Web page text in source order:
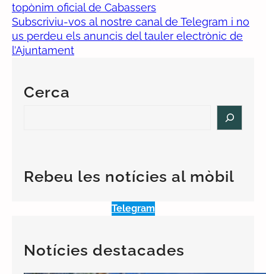
topònim oficial de Cabassers
Subscriviu-vos al nostre canal de Telegram i no
us perdeu els anuncis del tauler electrònic de
l’Ajuntament
Cerca
hRebeu les notícies al mòbil
Telegram
Notícies destacades